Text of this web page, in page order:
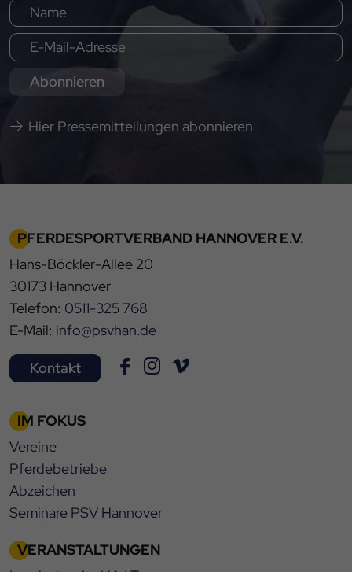
Abonnieren
Hier Pressemitteilungen abonnieren
PFERDESPORTVERBAND HANNOVER E.V.
Hans-Böckler-Allee 20
30173 Hannover
Telefon: 0511-325 768
E-Mail: info@psvhan.de
Kontakt
IM FOKUS
Vereine
Pferdebetriebe
Abzeichen
Seminare PSV Hannover
VERANSTALTUNGEN